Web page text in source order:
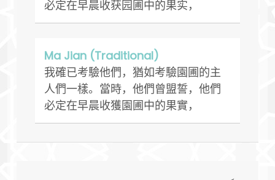
必定在早晨收获园圃中的果实，
Ma Jian (Traditional)
我確已考驗他們，猶如考驗園圃的主
人們一樣。當時，他們曾盟誓，他們
必定在早晨收獲園圃中的果實，